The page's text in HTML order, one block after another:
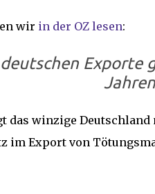
wir in der OZ lesen:
Exporte
das winzige Deutschland
im Export von